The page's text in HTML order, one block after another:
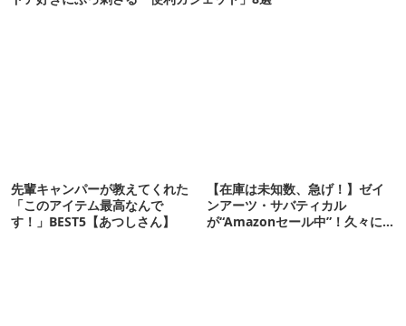
先輩キャンパーが教えてくれた
「このアイテム最高なんで
す！」BEST5【あつしさん】
【在庫は未知数、急げ！】ゼイ
ンアーツ・サバティカル
が“Amazonセール中”！久々に